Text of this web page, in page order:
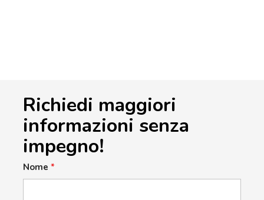
Richiedi maggiori
informazioni senza
impegno!
Nome *